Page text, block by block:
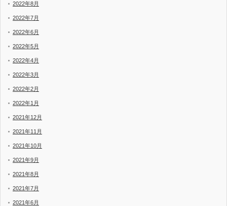
2022年8月
2022年7月
2022年6月
2022年5月
2022年4月
2022年3月
2022年2月
2022年1月
2021年12月
2021年11月
2021年10月
2021年9月
2021年8月
2021年7月
2021年6月